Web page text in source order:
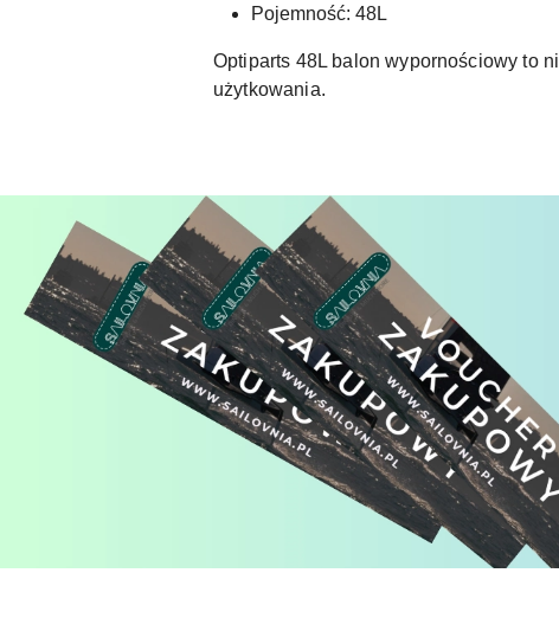
Pojemność: 48L
Optiparts 48L balon wypornościowy to
użytkowania.